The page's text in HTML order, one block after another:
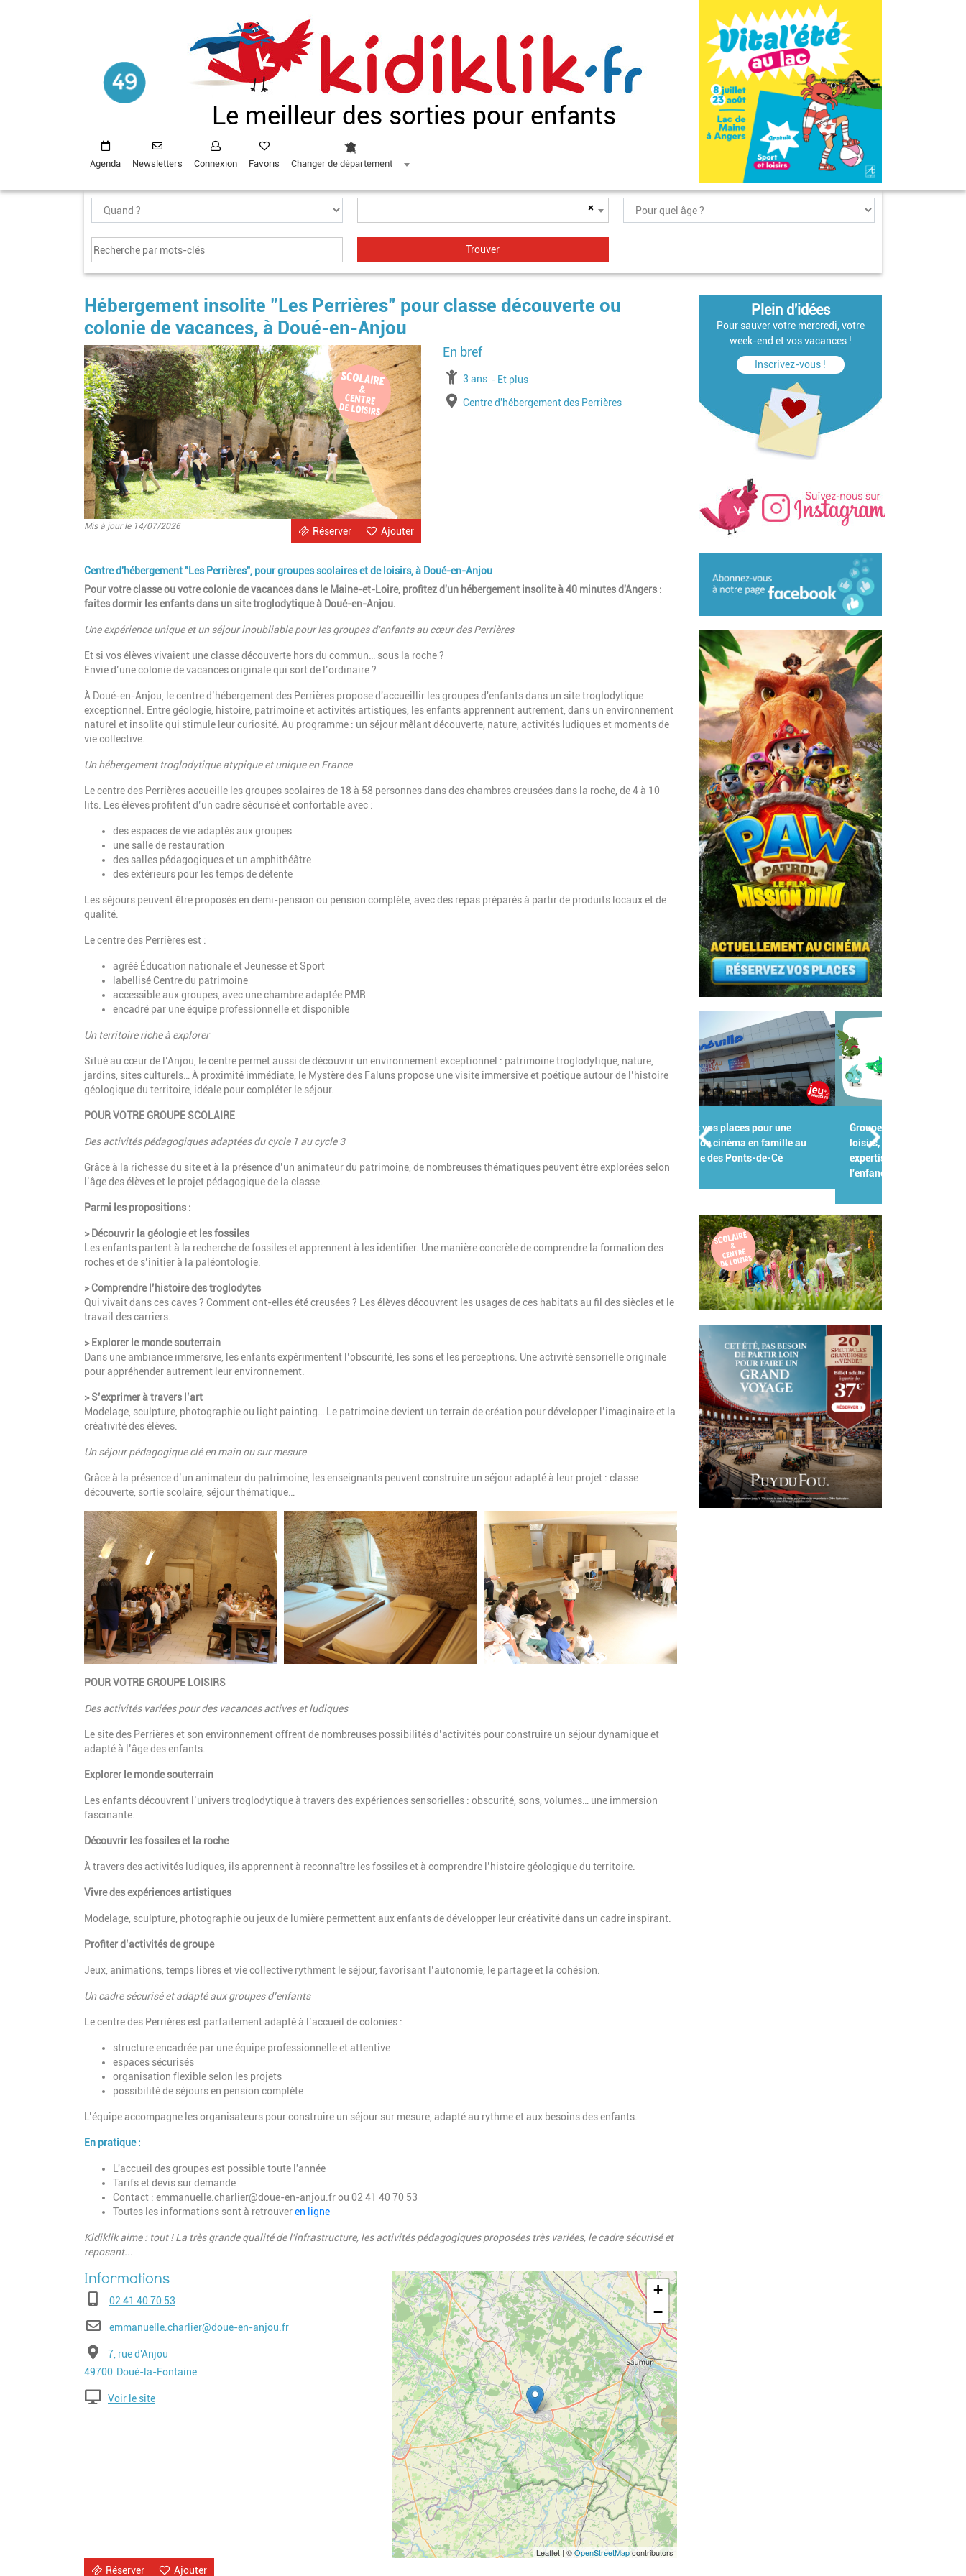
Le meilleur des sorties pour enfants
Agenda Newsletters Connexion Favoris Changer de département
×
Hébergement insolite "Les Perrières" pour classe découverte ou
colonie de vacances, à Doué-en-Anjou
Image
Ajouter
Réserver
Mis à jour le 14/07/2026
à partir de
3 ans jusqu'à l'âge de
Et plus
Lieu
Centre d'hébergement des Perrières
Centre d'hébergement "Les Perrières", pour groupes scolaires et de loisirs, à Doué-en-Anjou
Pour votre classe ou votre colonie de vacances dans le Maine-et-Loire, profitez d'un hébergement insolite à 40 minutes d'Angers :
faites dormir les enfants dans un site troglodytique à Doué-en-Anjou.
Une expérience unique et un séjour inoubliable pour les groupes d'enfants au cœur des Perrières
Et si vos élèves vivaient une classe découverte hors du commun… sous la roche ?
Envie d’une colonie de vacances originale qui sort de l’ordinaire ?
À Doué-en-Anjou, le centre d’hébergement des Perrières propose d'accueillir les groupes d'enfants dans un site troglodytique
exceptionnel. Entre géologie, histoire, patrimoine et activités artistiques, les enfants apprennent autrement, dans un environnement
naturel et insolite qui stimule leur curiosité. Au programme : un séjour mêlant découverte, nature, activités ludiques et moments de
vie collective.
Un hébergement troglodytique atypique et unique en France
Le centre des Perrières accueille les groupes scolaires de 18 à 58 personnes dans des chambres creusées dans la roche, de 4 à 10
lits.
Les élèves profitent d’un cadre sécurisé et confortable avec :
des espaces de vie adaptés aux groupes
une salle de restauration
des salles pédagogiques et un amphithéâtre
des extérieurs pour les temps de détente
Les séjours peuvent être proposés en demi-pension ou pension complète, avec des repas préparés à partir de produits locaux et de
qualité.
Le centre des Perrières est :
agréé Éducation nationale et Jeunesse et Sport
labellisé Centre du patrimoine
accessible aux groupes, avec une chambre adaptée PMR
encadré par une équipe professionnelle et disponible
Un territoire riche à explorer
Situé au cœur de l’Anjou, le centre permet aussi de découvrir un environnement exceptionnel : patrimoine troglodytique, nature,
jardins, sites culturels… À proximité immédiate, le Mystère des Faluns propose une visite immersive et poétique autour de l’histoire
géologique du territoire, idéale pour compléter le séjour.
POUR VOTRE GROUPE SCOLAIRE
Des activités pédagogiques adaptées du cycle 1 au cycle 3
Grâce à la richesse du site et à la présence d’un animateur du patrimoine, de nombreuses thématiques peuvent être explorées selon
l’âge des élèves et le projet pédagogique de la classe.
Parmi les propositions :
> Découvrir la géologie et les fossiles
Les enfants partent à la recherche de fossiles et apprennent à les identifier. Une manière concrète de comprendre la formation des
roches et de s’initier à la paléontologie.
> Comprendre l’histoire des troglodytes
Qui vivait dans ces caves ? Comment ont-elles été creusées ? Les élèves découvrent les usages de ces habitats au fil des siècles et le
travail des carriers.
> Explorer le monde souterrain
Dans une ambiance immersive, les enfants expérimentent l’obscurité, les sons et les perceptions. Une activité sensorielle originale
pour appréhender autrement leur environnement.
> S’exprimer à travers l’art
Modelage, sculpture, photographie ou light painting… Le patrimoine devient un terrain de création pour développer l’imaginaire et la
créativité des élèves.
Un séjour pédagogique clé en main ou sur mesure
Grâce à la présence d’un animateur du patrimoine, les enseignants peuvent construire un séjour adapté à leur projet : classe
découverte, sortie scolaire, séjour thématique…
POUR VOTRE GROUPE LOISIRS
Des activités variées pour des vacances actives et ludiques
Le site des Perrières et son environnement offrent de nombreuses possibilités d’activités pour construire un séjour dynamique et
adapté à l’âge des enfants.
Explorer le monde souterrain
Les enfants découvrent l’univers troglodytique à travers des expériences sensorielles : obscurité, sons, volumes… une immersion
fascinante.
Découvrir les fossiles et la roche
À travers des activités ludiques, ils apprennent à reconnaître les fossiles et à comprendre l’histoire géologique du territoire.
Vivre des expériences artistiques
Modelage, sculpture, photographie ou jeux de lumière permettent aux enfants de développer leur créativité dans un cadre inspirant.
Profiter d’activités de groupe
Jeux, animations, temps libres et vie collective rythment le séjour, favorisant l’autonomie, le partage et la cohésion.
Un cadre sécurisé et adapté aux groupes d’enfants
Le centre des Perrières est parfaitement adapté à l’accueil de colonies :
structure encadrée par une équipe professionnelle et attentive
espaces sécurisés
organisation flexible selon les projets
possibilité de séjours en pension complète
L’équipe accompagne les organisateurs pour construire un séjour sur mesure, adapté au rythme et aux besoins des enfants.
En pratique :
L'accueil des groupes est possible toute l'année
Tarifs et devis sur demande
Contact : emmanuelle.charlier@doue-en-anjou.frou 02 41 40 70 53
Toutes les informations sont à retrouveren ligne
Kidiklik aime : tout ! La très grande qualité de l'infrastructure, les activités pédagogiques proposées très variées, le cadre sécurisé et
reposant...
Téléphone02 41 40 70 53
E-mailemmanuelle.charlier@doue-en-anjou.fr
Adresse7, rue d'Anjou
Code postal
49700 Ville
Doué-la-Fontaine
Voir le site
Geolocalisation
+
−
Leaflet | ©OpenStreetMapcontributors
Ajouter
Réserver
Plein d'idées
Pour sauver votre mercredi, votre
week-end et vos vacances !
Inscrivez-vous !
Groupes scolaires, centres de
loisirs, crèches : Kidiklik met son
expertise au service des pros de